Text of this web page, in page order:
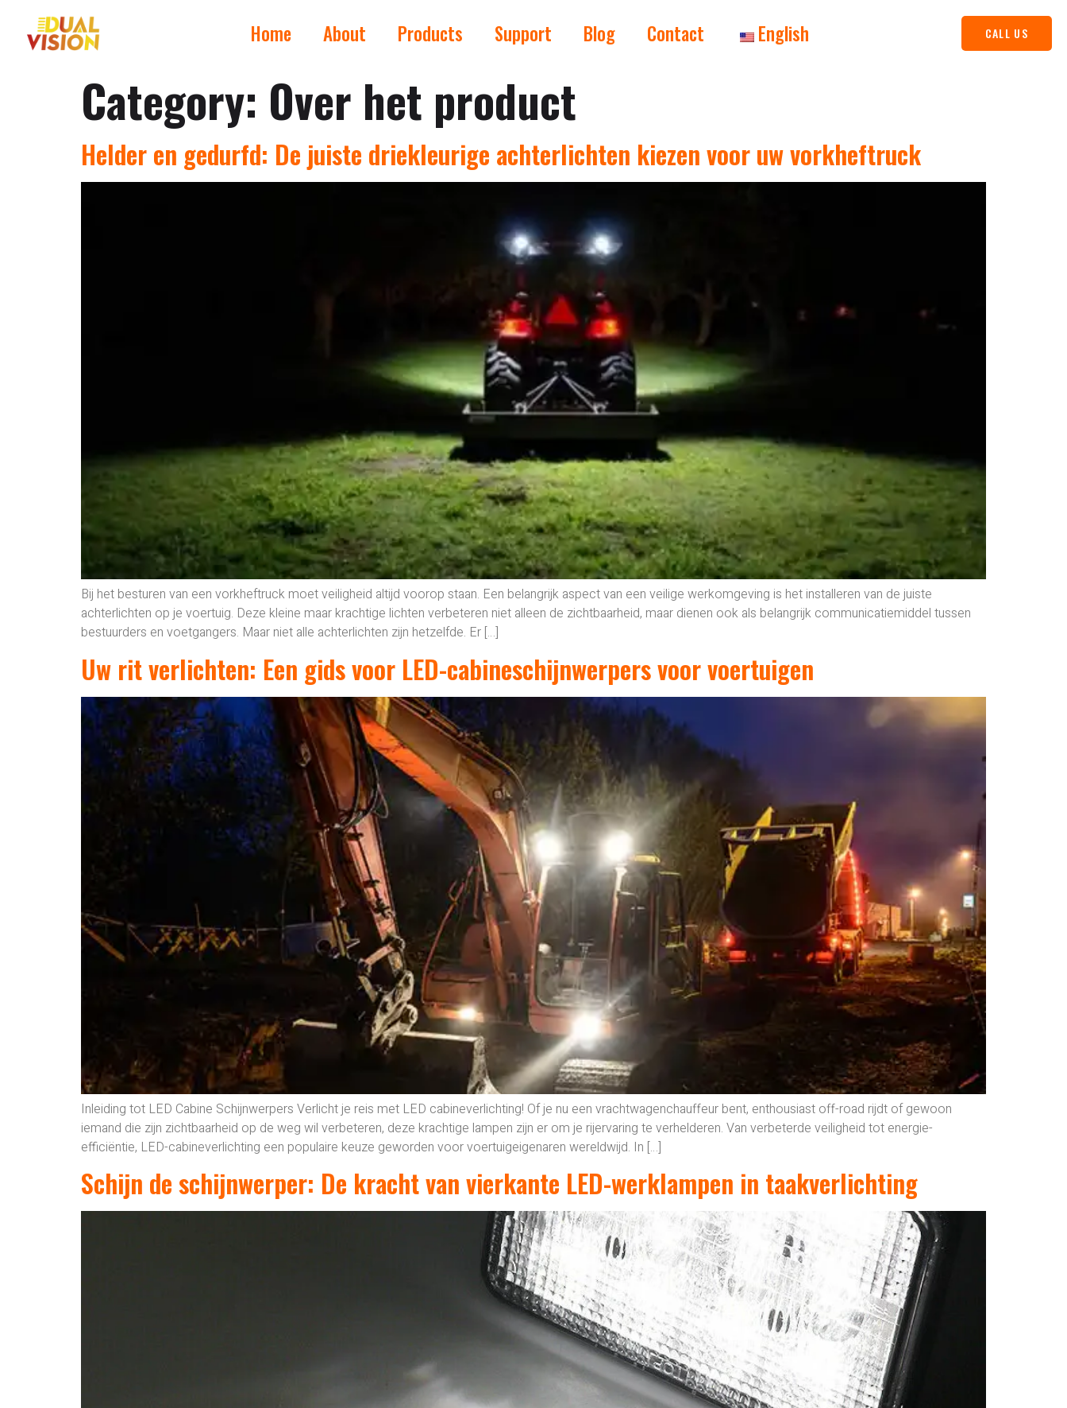
Home About Products Support Blog Contact English CALL US
Category: Over het product
Helder en gedurfd: De juiste driekleurige achterlichten kiezen voor uw vorkheftruck
Bij het besturen van een vorkheftruck moet veiligheid altijd voorop staan. Een belangrijk aspect van een veilige werkomgeving is het installeren van de juiste
achterlichten op je voertuig. Deze kleine maar krachtige lichten verbeteren niet alleen de zichtbaarheid, maar dienen ook als belangrijk communicatiemiddel tussen
bestuurders en voetgangers. Maar niet alle achterlichten zijn hetzelfde. Er […]
Uw rit verlichten: Een gids voor LED-cabineschijnwerpers voor voertuigen
Inleiding tot LED Cabine Schijnwerpers Verlicht je reis met LED cabineverlichting! Of je nu een vrachtwagenchauffeur bent, enthousiast off-road rijdt of gewoon
iemand die zijn zichtbaarheid op de weg wil verbeteren, deze krachtige lampen zijn er om je rijervaring te verhelderen. Van verbeterde veiligheid tot energie-
efficiëntie, LED-cabineverlichting een populaire keuze geworden voor voertuigeigenaren wereldwijd. In […]
Schijn de schijnwerper: De kracht van vierkante LED-werklampen in taakverlichting